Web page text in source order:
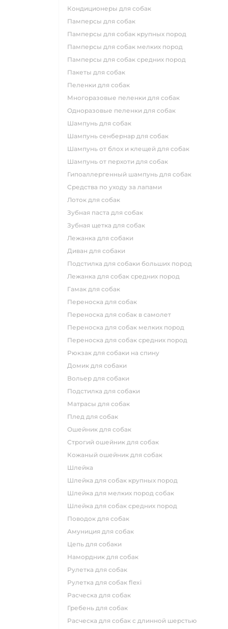
кондиционеры для собак
памперсы для собак
памперсы для собак крупных пород
памперсы для собак мелких пород
памперсы для собак средних пород
пакеты для собак
пеленки для собак
многоразовые пеленки для собак
одноразовые пеленки для собак
шампунь для собак
шампунь сенбернар для собак
шампунь от блох и клещей для собак
шампунь от перхоти для собак
гипоаллергенный шампунь для собак
средства по уходу за лапами
лоток для собак
зубная паста для собак
зубная щетка для собак
лежанка для собаки
диван для собаки
подстилка для собаки больших пород
лежанка для собак средних пород
гамак для собак
переноска для собак
переноска для собак в самолет
переноска для собак мелких пород
переноска для собак средних пород
рюкзак для собаки на спину
домик для собаки
вольер для собаки
подстилка для собаки
матрасы для собак
плед для собак
ошейник для собак
строгий ошейник для собак
кожаный ошейник для собак
шлейка
шлейка для собак крупных пород
шлейка для мелких пород собак
шлейка для собак средних пород
поводок для собак
амуниция для собак
цепь для собаки
намордник для собак
рулетка для собак
рулетка для собак flexi
расческа для собак
гребень для собак
расческа для собак с длинной шерстью